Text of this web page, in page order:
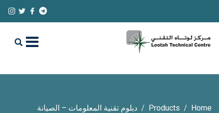
Home
Products دبلوم تقنية المعلومات – الصيانة